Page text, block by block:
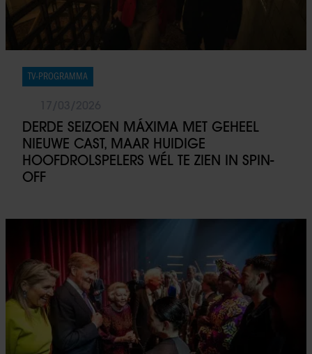
TV-PROGRAMMA
DERDE SEIZOEN MÁXIMA MET GEHEEL
NIEUWE CAST, MAAR HUIDIGE
HOOFDROLSPELERS WÉL TE ZIEN IN SPIN-
OFF